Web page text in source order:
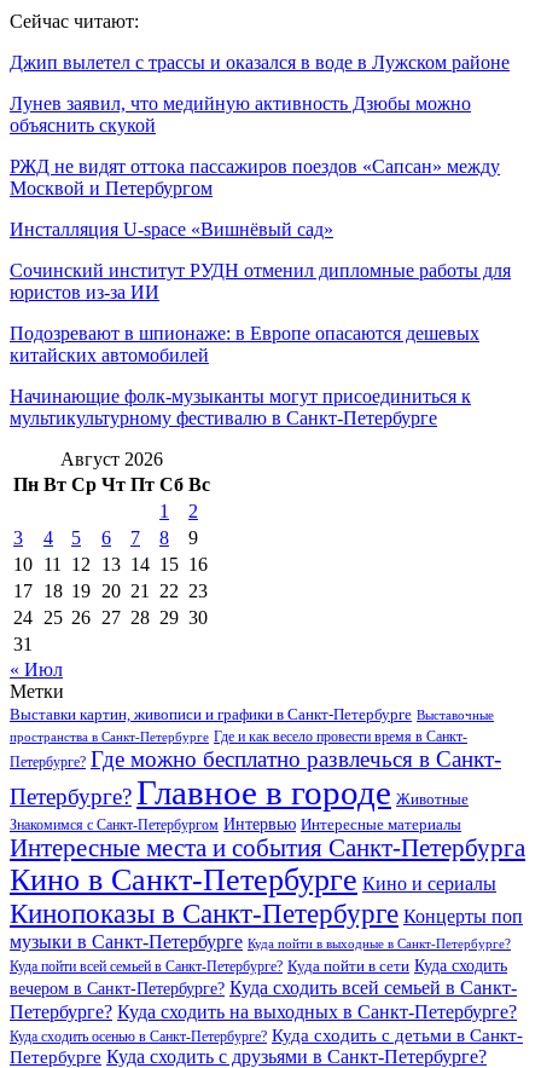
Сейчас читают:
Джип вылетел с трассы и оказался в воде в Лужском районе
Лунев заявил, что медийную активность Дзюбы можно
объяснить скукой
РЖД не видят оттока пассажиров поездов «Сапсан» между
Москвой и Петербургом
Инсталляция U-space «Вишнёвый сад»
Сочинский институт РУДН отменил дипломные работы для
юристов из-за ИИ
Подозревают в шпионаже: в Европе опасаются дешевых
китайских автомобилей
Начинающие фолк-музыканты могут присоединиться к
мультикультурному фестивалю в Санкт-Петербурге
Август 2026
Пн Вт Ср Чт Пт Сб Вс
1
2
3
4 5 6 7 8
9
10 11 12 13 14 15 16
17 18 19 20 21 22 23
24 25 26 27 28 29 30
31
« Июл
Метки
Выставки картин, живописи и графики в Санкт-Петербурге Выставочные
пространства в Санкт-Петербурге Где и как весело провести время в Санкт-
Петербурге? Где можно бесплатно развлечься в Санкт-
Петербурге?Главное в городе Животные
Знакомимся с Санкт-Петербургом Интервью Интересные материалы
Интересные места и события Санкт-Петербурга
Кино в Санкт-Петербурге Кино и сериалы
Кинопоказы в Санкт-Петербурге Концерты поп
музыки в Санкт-Петербурге Куда пойти в выходные в Санкт-Петербурге?
Куда пойти всей семьей в Санкт-Петербурге? Куда пойти в сети Куда сходить
вечером в Санкт-Петербурге? Куда сходить всей семьей в Санкт-
Петербурге? Куда сходить на выходных в Санкт-Петербурге?
Куда сходить осенью в Санкт-Петербурге? Куда сходить с детьми в Санкт-
Петербурге Куда сходить с друзьями в Санкт-Петербурге?